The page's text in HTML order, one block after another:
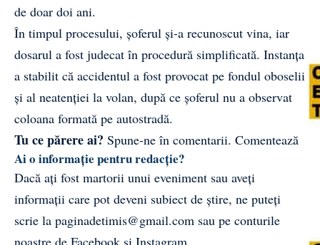
de doar doi ani.
În timpul procesului, șoferul și-a recunoscut vina, iar
dosarul a fost judecat în procedură simplificată. Instanța
a stabilit că accidentul a fost provocat pe fondul oboselii
și al neatenției la volan, după ce șoferul nu a observat
coloana formată pe autostradă.
Tu ce părere ai? Spune-ne în comentarii. Comentează
Ai o informație pentru redacție?
Dacă ați fost martorii unui eveniment sau aveți
informații care pot deveni subiect de știre, ne puteți
scrie la paginadetimis@gmail.com sau pe conturile
noastre de Facebook și Instagram.